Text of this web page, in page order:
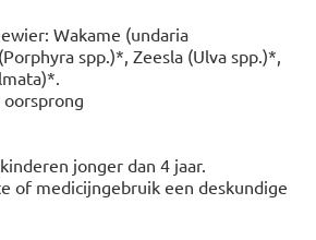
Wakame (undaria
spp.)*, Zeesla (Ulva spp.)*,
jonger dan 4 jaar.
of medicijngebruik een deskundige